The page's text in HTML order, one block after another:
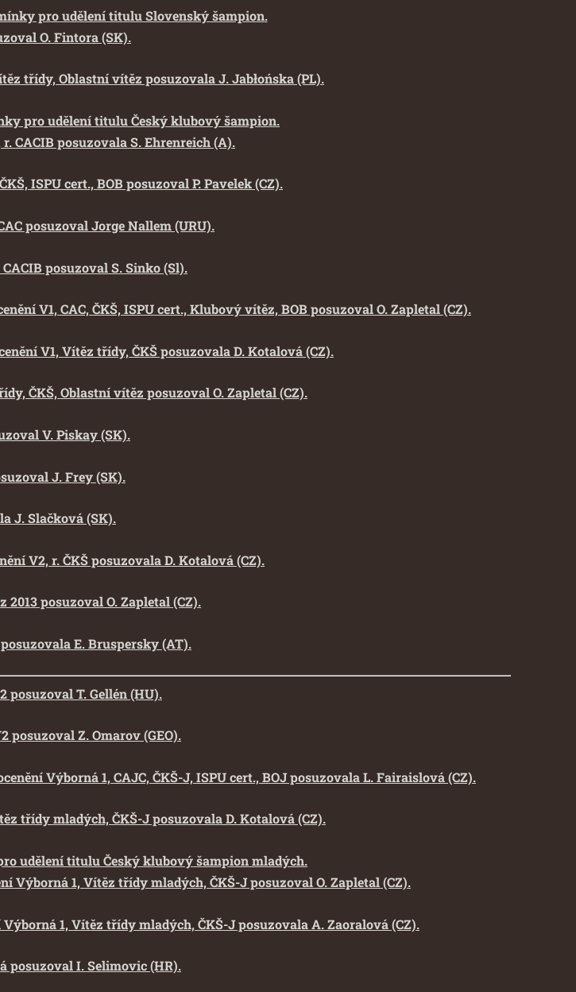
pro udělení titulu Slovenský šampion.
O. Fintora (SK).
třídy, Oblastní vítěz posuzovala J. Jabłońska (PL).
pro udělení titulu Český klubový šampion.
CACIB posuzovala S. Ehrenreich (A).
ISPU cert., BOB posuzoval P. Pavelek (CZ).
posuzoval Jorge Nallem (URU).
posuzoval S. Sinko (Sl).
V1, CAC, ČKŠ, ISPU cert., Klubový vítěz, BOB posuzoval O. Zapletal (CZ).
V1, Vítěz třídy, ČKŠ posuzovala D. Kotalová (CZ).
ČKŠ, Oblastní vítěz posuzoval O. Zapletal (CZ).
V. Piskay (SK).
J. Frey (SK).
J. Slačková (SK).
V2, r. ČKŠ posuzovala D. Kotalová (CZ).
2013 posuzoval O. Zapletal (CZ).
E. Bruspersky (AT).
posuzoval T. Gellén (HU).
posuzoval Z. Omarov (GEO).
Výborná 1, CAJC, ČKŠ-J, ISPU cert., BOJ posuzovala L. Fairaislová (CZ).
třídy mladých, ČKŠ-J posuzovala D. Kotalová (CZ).
udělení titulu Český klubový šampion mladých.
Výborná 1, Vítěz třídy mladých, ČKŠ-J posuzoval O. Zapletal (CZ).
1, Vítěz třídy mladých, ČKŠ-J posuzovala A. Zaoralová (CZ).
posuzoval I. Selimovic (HR).